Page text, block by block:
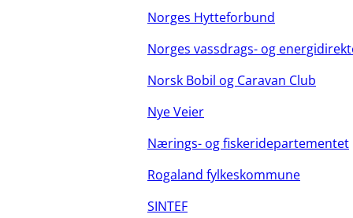
Norges Hytteforbund
Norges vassdrags- og
Norsk Bobil og Caravan Club
Nye Veier
Nærings- og fiskeridepartementet
Rogaland fylkeskommune
SINTEF